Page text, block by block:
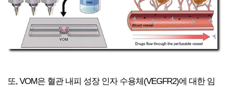
또, VOM은 혈관 내피 성장 인자 수용체(VEGFR2)에 대한 임